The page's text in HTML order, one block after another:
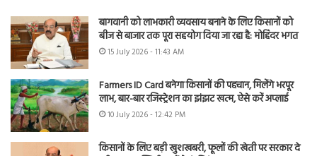
बागवानी को लाभकारी व्यवसाय बनाने के लिए किसानों को
बीज से बाजार तक पूरा सहयोग दिया जा रहा है: मोहिंदर भगत
15 July 2026 - 11:43 AM
Farmers ID Card बनेगा किसानों की पहचान, मिलेंगे भरपूर
लाभ, बार-बार रजिस्ट्रेशन का झंझट खत्म, ऐसे करें अप्लाई
10 July 2026 - 12:42 PM
किसानों के लिए बड़ी खुशखबरी, फूलों की खेती पर सरकार दे